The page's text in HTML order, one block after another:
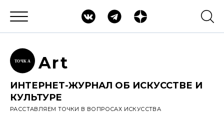
ТОЧК А Art
ИНТЕРНЕТ-ЖУРНАЛ ОБ ИСКУССТВЕ И
КУЛЬТУРЕ
РАССТАВЛЯЕМ ТОЧКИ В ВОПРОСАХ ИСКУССТВА